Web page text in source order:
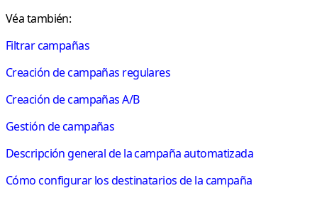
Véa también:
Filtrar campañas
Creación de campañas regulares
Creación de campañas A/B
Gestión de campañas
Descripción general de la campaña automatizada
Cómo configurar los destinatarios de la campaña